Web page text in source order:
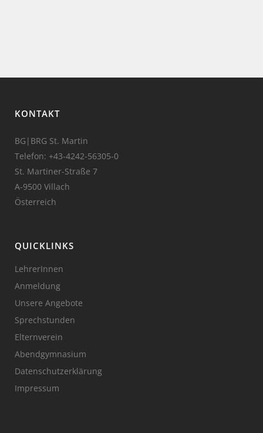
KONTAKT
BG|BRG St. Martin
Telefon: +43-4242-56305-0
St. Martiner-Straße 7
A-9500 Villach
Österreich
QUICKLINKS
LehrerInnen
Anmeldung
Unsere Angebote
Sprechstunden
Elternverein
Abendgymnasium
Datenschutzerklärung
Impressum